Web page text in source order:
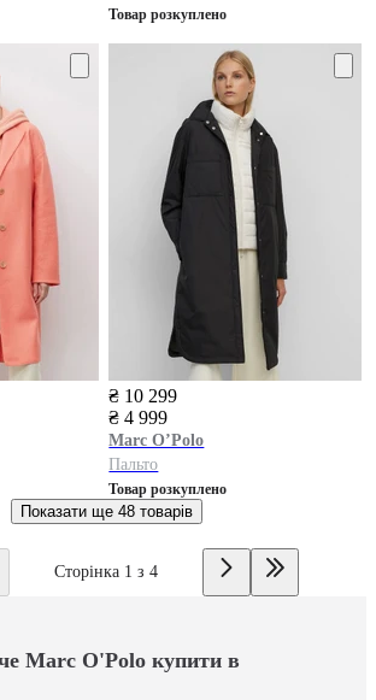
Товар розкуплено
₴ 10 299
₴ 4 999
Marc O’Polo
Пальто
Товар розкуплено
Показати ще 48 товарів
Сторінка 1 з 4
Marc O'Polo купити в